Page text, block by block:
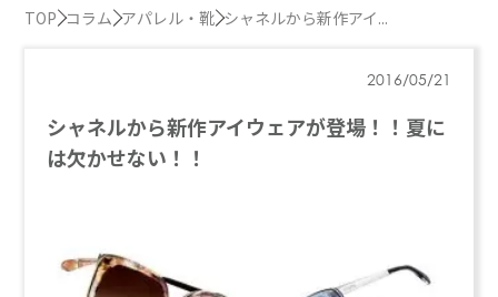
TOP コラム アパレル・靴 シャネルから新作アイ...
2016/05/21
シャネルから新作アイウェアが登場！！夏に
は欠かせない！！